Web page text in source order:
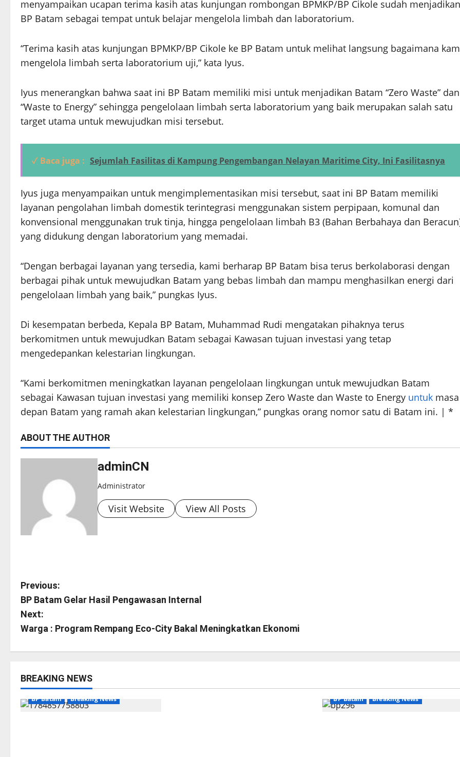
menyampaikan ucapan terima kasih atas kunjungan rombongan BPMKP/BP Cikole sudah menjadikan
BP Batam sebagai tempat untuk belajar mengelola limbah dan laboratorium.
“Terima kasih atas kunjungan BPMKP/BP Cikole ke BP Batam untuk melihat langsung bagaimana
mengelola limbah serta laboratorium uji,” kata Iyus.
Iyus menerangkan bahwa saat ini BP Batam memiliki misi untuk menjadikan Batam “Zero Waste” dan
“Waste to Energy” sehingga pengelolaan limbah serta laboratorium yang baik merupakan salah satu
target utama untuk mewujudkan misi tersebut.
✓ Baca juga : Sejumlah Fasilitas di Kampung Pengembangan Nelayan Maritime City, Ini Fasilitasnya
Iyus juga menyampaikan untuk mengimplementasikan misi tersebut, saat ini BP Batam memiliki
layanan pengolahan limbah domestik terintegrasi menggunakan sistem perpipaan, komunal dan
konvensional menggunakan truk tinja, hingga pengelolaan limbah B3 (Bahan Berbahaya dan
yang didukung dengan laboratorium yang memadai.
“Dengan berbagai layanan yang tersedia, kami berharap BP Batam bisa terus berkolaborasi dengan
berbagai pihak untuk mewujudkan Batam yang bebas limbah dan mampu menghasilkan energi dari
pengelolaan limbah yang baik,” pungkas Iyus.
Di kesempatan berbeda, Kepala BP Batam, Muhammad Rudi mengatakan pihaknya terus
berkomitmen untuk mewujudkan Batam sebagai Kawasan tujuan investasi yang tetap
mengedepankan kelestarian lingkungan.
“Kami berkomitmen meningkatkan layanan pengelolaan lingkungan untuk mewujudkan Batam
sebagai Kawasan tujuan investasi yang memiliki konsep Zero Waste dan Waste to Energy untuk masa
depan Batam yang ramah akan kelestarian lingkungan,” pungkas orang nomor satu di Batam ini. | *
ABOUT THE AUTHOR
adminCN
Administrator
Visit Website View All Posts
P
o
s
t
n
a
Previous:
BP Batam Gelar Hasil Pengawasan Internal
Next:
Warga : Program Rempang Eco-City Bakal Meningkatkan Ekonomi
BREAKING NEWS
BP Batam Breaking News BP Batam Breaking News